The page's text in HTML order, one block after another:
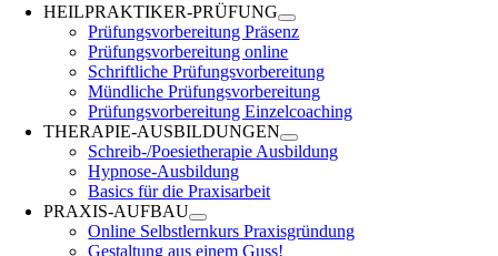
HEILPRAKTIKER-PRÜFUNG
Prüfungsvorbereitung Präsenz
Prüfungsvorbereitung online
Schriftliche Prüfungsvorbereitung
Mündliche Prüfungsvorbereitung
Prüfungsvorbereitung Einzelcoaching
THERAPIE-AUSBILDUNGEN
Schreib-/Poesietherapie Ausbildung
Hypnose-Ausbildung
Basics für die Praxisarbeit
PRAXIS-AUFBAU
Online Selbstlernkurs Praxisgründung
Gestaltung aus einem Guss!